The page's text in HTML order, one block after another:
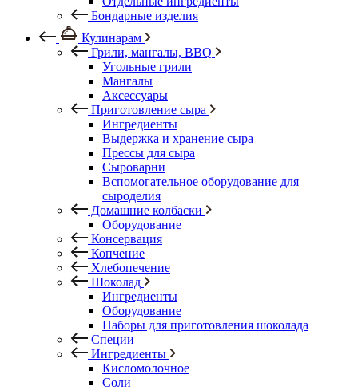
Бондарные изделия
Кулинарам
Грили, мангалы, BBQ
Угольные грили
Мангалы
Аксессуары
Приготовление сыра
Ингредиенты
Выдержка и хранение сыра
Прессы для сыра
Сыроварни
Вспомогательное оборудование для
сыроделия
Домашние колбаски
Оборудование
Консервация
Копчение
Хлебопечение
Шоколад
Ингредиенты
Оборудование
Наборы для приготовления шоколада
Специи
Ингредиенты
Кисломолочное
Соли